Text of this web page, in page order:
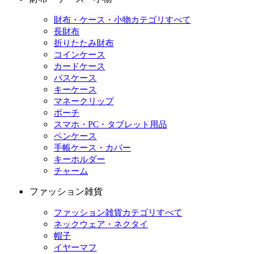
財布・ケース・小物カテゴリすべて
長財布
折りたたみ財布
コインケース
カードケース
パスケース
キーケース
マネークリップ
ポーチ
スマホ・PC・タブレット用品
ペンケース
手帳ケース・カバー
キーホルダー
チャーム
ファッション雑貨
ファッション雑貨カテゴリすべて
ネックウェア・ネクタイ
帽子
イヤーマフ